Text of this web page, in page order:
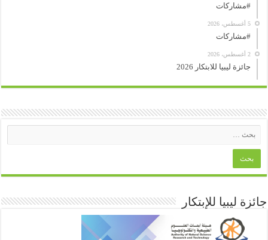
#مشاركات
5 أغسطس، 2026
#مشاركات
2 أغسطس، 2026
جائزة ليبيا للابتكار 2026
جائزة ليبيا للإبتكار